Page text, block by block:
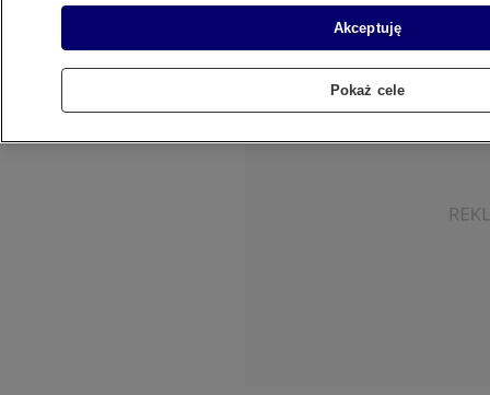
bardzo dobry film - zdradził Chavez.Akceptuję
Pokaż cele